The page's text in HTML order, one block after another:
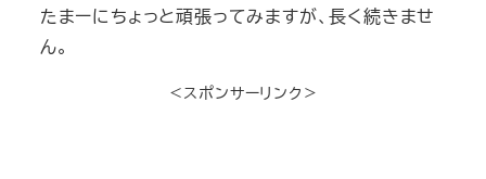
たまーにちょっと頑張ってみますが、長く続きませ
ん。
＜スポンサーリンク＞